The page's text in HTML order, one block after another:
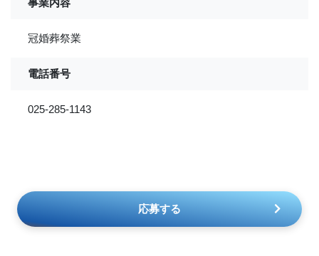
冠婚葬祭業
電話番号
025-285-1143
応募する